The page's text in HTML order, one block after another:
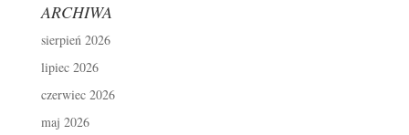
ARCHIWA
sierpień 2026
lipiec 2026
czerwiec 2026
maj 2026